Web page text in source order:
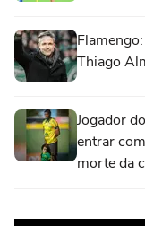
Thiago
Jogador
entrar
morte da